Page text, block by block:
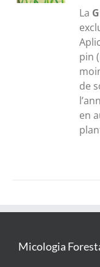
La
pin
de
en
Micologia